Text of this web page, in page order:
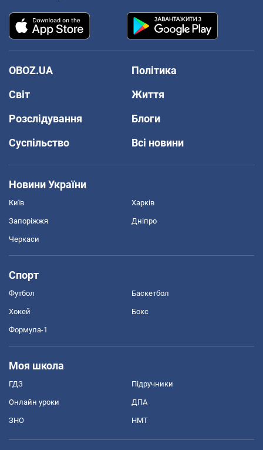
OBOZ.UA
Політика
Світ
Життя
Розслідування
Блоги
Суспільство
Всі новини
Новини України
Київ Харків
Запоріжжя Дніпро
Черкаси
Спорт
Футбол Баскетбол
Хокей Бокс
Формула-1
Моя школа
ГДЗ Підручники
Онлайн уроки ДПА
ЗНО НМТ